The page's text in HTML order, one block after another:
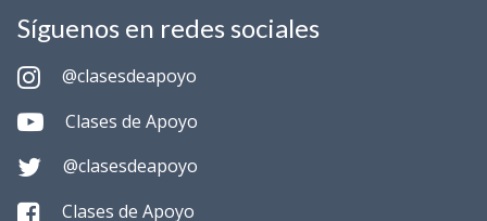
Síguenos en redes sociales
@clasesdeapoyo
Clases de Apoyo
@clasesdeapoyo
Clases de Apoyo